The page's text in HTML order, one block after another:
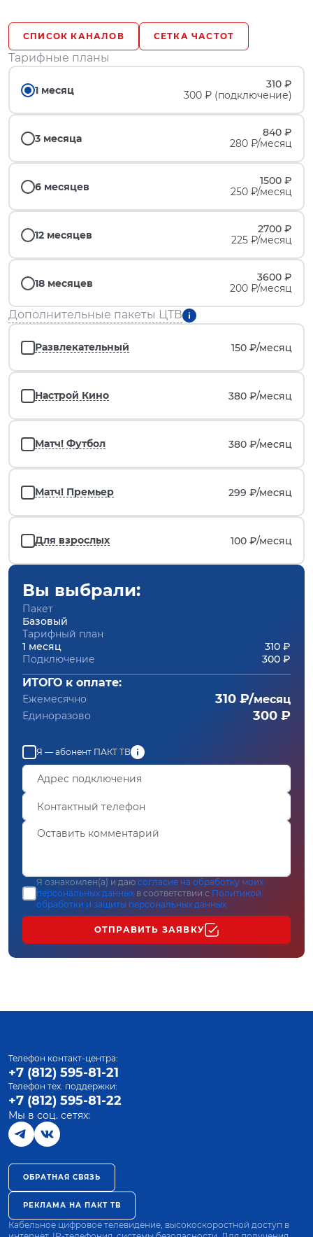
СПИСОК КАНАЛОВ СЕТКА ЧАСТОТ
Тарифные планы
1 месяц
310 ₽
300 ₽ (подключение)
3 месяца
840 ₽
280 ₽/месяц
6 месяцев
1500 ₽
250 ₽/месяц
12 месяцев
2700 ₽
225 ₽/месяц
18 месяцев
3600 ₽
200 ₽/месяц
Дополнительные пакеты ЦТВ
Развлекательный 150 ₽/месяц
Настрой Кино 380 ₽/месяц
Матч! Футбол 380 ₽/месяц
Матч! Премьер 299 ₽/месяц
Для взрослых 100 ₽/месяц
Вы выбрали:
Пакет
Базовый
Тарифный план
1 месяц
310 ₽
Подключение
300 ₽
ИТОГО к оплате:
Ежемесячно 310 ₽/месяц
Единоразово 300 ₽
Я — абонент ПАКТ ТВ
Я ознакомлен(а) и даю согласие на обработку моих
персональных данных в соответствии с Политикой
обработки и защиты персональных данных
ОТПРАВИТЬ ЗАЯВКУ
Телефон контакт-центра:
+7 (812) 595-81-21
Телефон тех. поддержки:
+7 (812) 595-81-22
Мы в соц. сетях:
ОБРАТНАЯ СВЯЗЬ
РЕКЛАМА НА ПАКТ ТВ
Кабельное цифровое телевидение, высокоскоростной доступ в